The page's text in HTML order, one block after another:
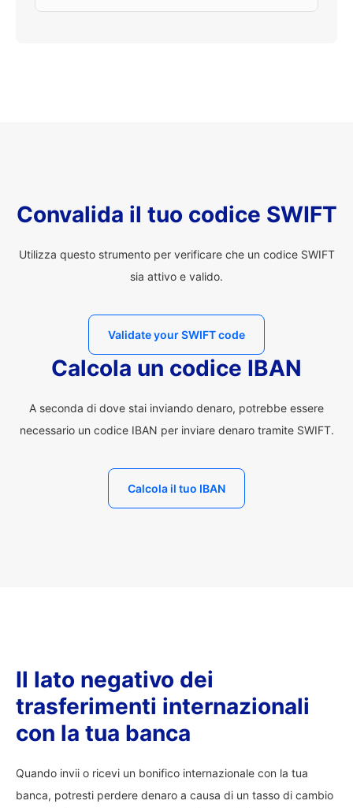
Convalida il tuo codice SWIFT
Utilizza questo strumento per verificare che un codice SWIFT
sia attivo e valido.
Validate your SWIFT code
Calcola un codice IBAN
A seconda di dove stai inviando denaro, potrebbe essere
necessario un codice IBAN per inviare denaro tramite SWIFT.
Calcola il tuo IBAN
Il lato negativo dei
trasferimenti internazionali
con la tua banca
Quando invii o ricevi un bonifico internazionale con la tua
banca, potresti perdere denaro a causa di un tasso di cambio